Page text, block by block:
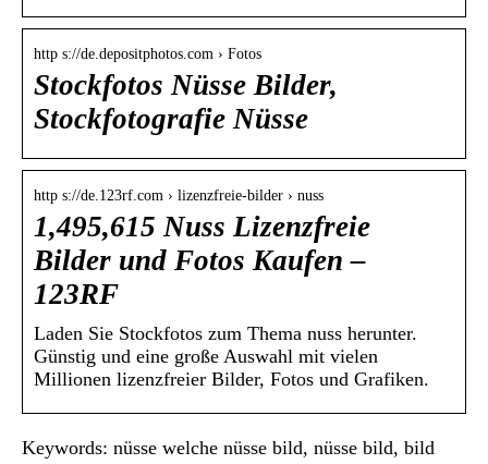
http s://de.depositphotos.com › Fotos
Stockfotos Nüsse Bilder,
Stockfotografie Nüsse
http s://de.123rf.com › lizenzfreie-bilder › nuss
1,495,615 Nuss Lizenzfreie
Bilder und Fotos Kaufen –
123RF
Laden Sie Stockfotos zum Thema nuss herunter.
Günstig und eine große Auswahl mit vielen
Millionen lizenzfreier Bilder, Fotos und Grafiken.
Keywords: nüsse welche nüsse bild, nüsse bild, bild